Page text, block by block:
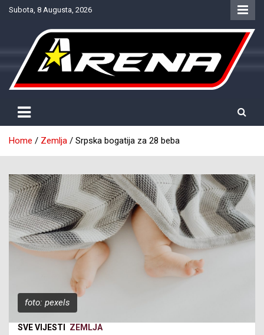
SkipSubota, 8 Augusta, 2026
NTV Arena
Home Zemlja Srpska bogatija za 28 beba
foto: pexels
SVE VIJESTI ZEMLJA